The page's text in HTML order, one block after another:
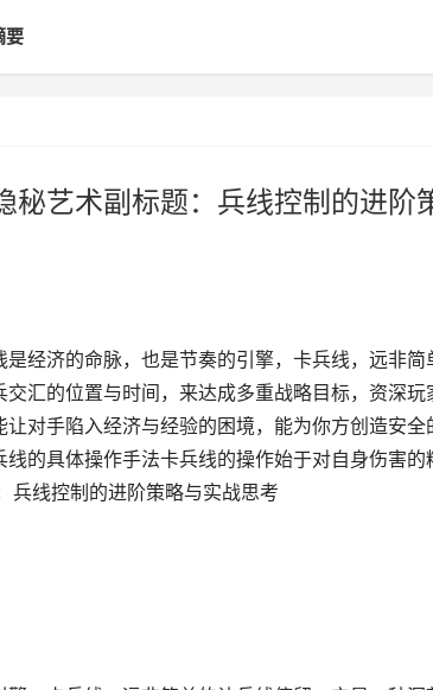
要
秘艺术副标题：兵线控制的进阶
经济的命脉，也是节奏的引擎，卡兵线，远非简
汇的位置与时间，来达成多重战略目标，资深玩
对手陷入经济与经验的困境，能为你方创造安全
的具体操作手法卡兵线的操作始于对自身伤害的
兵线控制的进阶策略与实战思考